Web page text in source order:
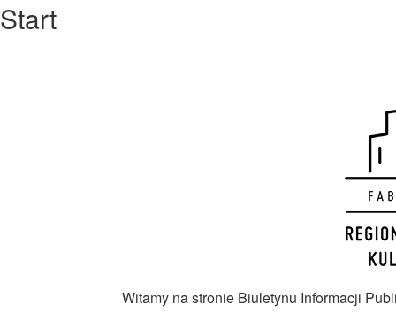
Start
Witamy na stronie Biuletynu Informacji